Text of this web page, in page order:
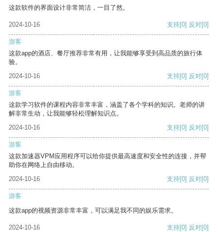
这款软件的界面设计非常简洁，一目了然。
2024-10-16 支持[0] 反对[0]
游客
这款app的酒店、餐厅推荐非常有用，让我能够享受到高品质的旅行体
验。
2024-10-16
支持[0] 反对[0]
游客
这款学习软件的课程内容非常丰富，涵盖了各个学科的知识。老师的讲
解非常生动，让我能够轻松理解知识点。
2024-10-16
支持[0] 反对[0]
游客
这款加速器VPM应用程序可以给你提供最高速度和安全性的连接，并帮
助你在网络上自由移动。
2024-10-16
支持[0] 反对[0]
游客
这款app的视频资源非常丰富，可以满足我不同的娱乐需求。
2024-10-16 支持[0] 反对[0]